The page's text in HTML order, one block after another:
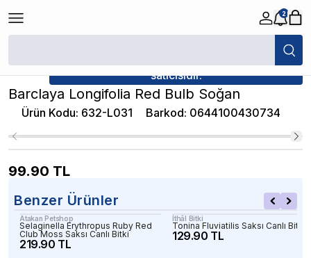
2
/
satıcısıdır.
Barclaya Longifolia Red Bulb Soğan
Ürün Kodu: 632-L031 Barkod: 0644100430734
99.90 TL
Benzer Ürünler
Atakan Petshop
Selaginella Erythropus Ruby Red
Club Moss Saksı Canlı Bitki
219.90 TL
İthâl Bitki
Tonina Fluviatilis Saksı Canlı Bitki
129.90 TL